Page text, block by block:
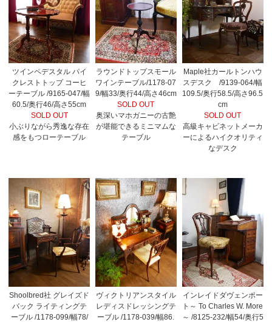
ツインペデスタル パイ
クレストトップ コーヒ
ーテーブル /9165-047/幅
60.5/奥行46/高さ55cm
SOLD OUT
小ぶりながら秀逸な存在
感をもつローテーブル
ラウンドトップスモール
ワインテーブル/1178-07
9/幅33/奥行44/高さ46cm
SOLD OUT
奥深いマホガニーの古艶
が堪能できるミニマムな
テーブル
Maple社カールトンハウ
スデスク /9139-064/幅
109.5/奥行58.5/高さ96.5
cm
SOLD OUT
高級キャビネットメーカ
ーによるハイクオリティ
なデスク
Shoolbred社 グレイズド
バック ライティングテ
ーブル /1178-099/幅78/
ヴィクトリアンスタイル
レディスドレッシングテ
ーブル /1178-039/幅86.
インレイドダヴェンポー
ト～ To Charles W. More
～ /8125-232/幅54/奥行5